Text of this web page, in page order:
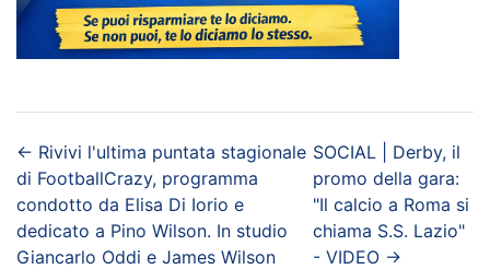
← Rivivi l'ultima puntata stagionale
di FootballCrazy, programma
condotto da Elisa Di Iorio e
dedicato a Pino Wilson. In studio
Giancarlo Oddi e James Wilson
SOCIAL | Derby, il
promo della gara:
"Il calcio a Roma si
chiama S.S. Lazio"
- VIDEO→